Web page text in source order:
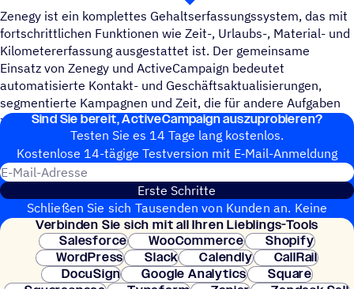
Zenegy ist ein komplettes Gehaltserfassungssystem, das mit
fortschrittlichen Funktionen wie Zeit-, Urlaubs-, Material- und
Kilometererfassung ausgestattet ist. Der gemeinsame
Einsatz von Zenegy und ActiveCampaign bedeutet
automatisierte Kontakt- und Geschäftsaktualisierungen,
segmentierte Kampagnen und Zeit, die für andere Aufgaben
zur Verfügung steht.
Sind Sie bereit, ActiveCampaign auszuprobieren?
Testen Sie es 14 Tage lang kostenlos.
Kosten­lose 14-tägige Test­ver­sion mit E‑Mail-Anmel­dung
Erste Schritte
Schließen Sie sich Tausenden von Kunden an. Keine
Kreditkarte erforderlich. Sofortige Einrichtung.
Verbin­den Sie sich mit all Ihren Lieblings-Tools
Salesforce
WooCommerce
Shopify
WordPress
Slack Calendly
CallRail
DocuSign
Google Analytics
Square